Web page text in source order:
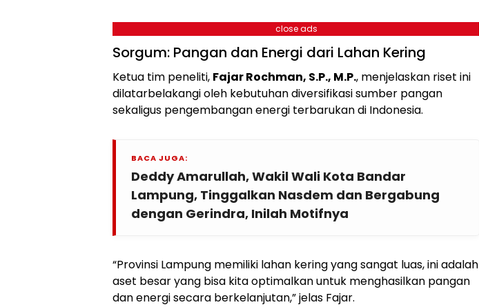
close ads
Sorgum: Pangan dan Energi dari Lahan Kering
Ketua tim peneliti, Fajar Rochman, S.P., M.P., menjelaskan riset ini
dilatarbelakangi oleh kebutuhan diversifikasi sumber pangan
sekaligus pengembangan energi terbarukan di Indonesia.
BACA JUGA:
Deddy Amarullah, Wakil Wali Kota Bandar
Lampung, Tinggalkan Nasdem dan Bergabung
dengan Gerindra, Inilah Motifnya
“Provinsi Lampung memiliki lahan kering yang sangat luas, ini adalah
aset besar yang bisa kita optimalkan untuk menghasilkan pangan
dan energi secara berkelanjutan,” jelas Fajar.